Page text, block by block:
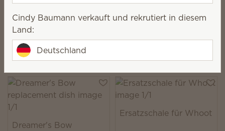
Lieblingsduftlampe ist unauffindbar oder
zerbrochen? Wir bieten eine Vielzahl von Ersatzteilen
für einige unserer zuvor veröffentlichten Elektrischen
Duftlampen an.
194 Ergebnisse
Filter Relevanz
Dreamer's Bow
Ersatzschale für Whoot
Cindy Baumann verkauft und rekrutiert in diesem
Land:
Deutschland